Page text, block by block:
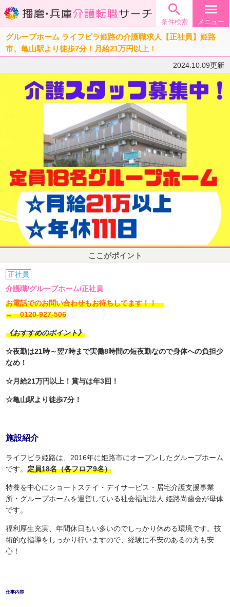

条件検索
menu
メニュー
グループホーム ライフビラ姫路の介護職求人【正社員】姫路
市、亀山駅より徒歩7分！月給21万円以上！
2024.10.09更新
ここがポイント
正社員
介護職/グループホーム/正社員
お電話でのお問い合わせもお待ちしてます！！
→ 0120-927-506
《おすすめのポイント》
☆夜勤は21時～翌7時まで実働8時間の短夜勤なので身体への負担少
なめ！
☆月給21万円以上！賞与は年3回！
☆亀山駅より徒歩7分！
施設紹介
ライフビラ姫路は、2016年に姫路市にオープンしたグループホーム
です。定員18名（各フロア9名）
特養を中心にショートステイ・デイサービス・居宅介護支援事業
所・グループホームを運営している社会福祉法人 姫路尚歯会が母体
です。
福利厚生充実、年間休日もい多いのでしっかり休める環境です。技
術的な指導をしっかり行いますので、経験に不安のあるの方も安
心！
仕事内容